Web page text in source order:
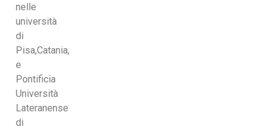
nelle
università
di
Pisa,Catania,
e
Pontificia
Università
Lateranense
di